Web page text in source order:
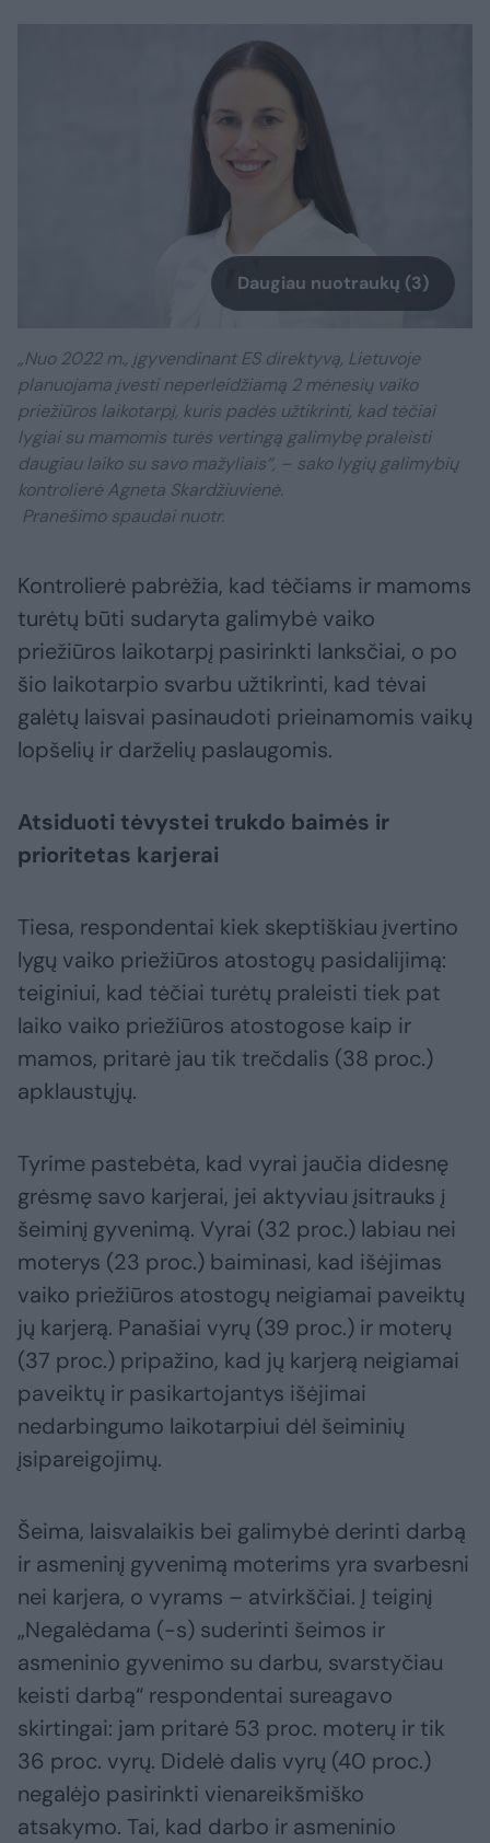
Daugiau nuotraukų (3)
„Nuo 2022 m., įgyvendinant ES direktyvą, Lietuvoje
planuojama įvesti neperleidžiamą 2 mėnesių vaiko
priežiūros laikotarpį, kuris padės užtikrinti, kad tėčiai
lygiai su mamomis turės vertingą galimybę praleisti
daugiau laiko su savo mažyliais“, – sako lygių galimybių
kontrolierė Agneta Skardžiuvienė.
Pranešimo spaudai nuotr.
Kontrolierė pabrėžia, kad tėčiams ir mamoms
turėtų būti sudaryta galimybė vaiko
priežiūros laikotarpį pasirinkti lanksčiai, o po
šio laikotarpio svarbu užtikrinti, kad tėvai
galėtų laisvai pasinaudoti prieinamomis vaikų
lopšelių ir darželių paslaugomis.
Atsiduoti tėvystei trukdo baimės ir
prioritetas karjerai
Tiesa, respondentai kiek skeptiškiau įvertino
lygų vaiko priežiūros atostogų pasidalijimą:
teiginiui, kad tėčiai turėtų praleisti tiek pat
laiko vaiko priežiūros atostogose kaip ir
mamos, pritarė jau tik trečdalis (38 proc.)
apklaustųjų.
Tyrime pastebėta, kad vyrai jaučia didesnę
grėsmę savo karjerai, jei aktyviau įsitrauks į
šeiminį gyvenimą. Vyrai (32 proc.) labiau nei
moterys (23 proc.) baiminasi, kad išėjimas
vaiko priežiūros atostogų neigiamai paveiktų
jų karjerą. Panašiai vyrų (39 proc.) ir moterų
(37 proc.) pripažino, kad jų karjerą neigiamai
paveiktų ir pasikartojantys išėjimai
nedarbingumo laikotarpiui dėl šeiminių
įsipareigojimų.
Šeima, laisvalaikis bei galimybė derinti darbą
ir asmeninį gyvenimą moterims yra svarbesni
nei karjera, o vyrams – atvirkščiai. Į teiginį
„Negalėdama (-s) suderinti šeimos ir
asmeninio gyvenimo su darbu, svarstyčiau
keisti darbą“ respondentai sureagavo
skirtingai: jam pritarė 53 proc. moterų ir tik
36 proc. vyrų. Didelė dalis vyrų (40 proc.)
negalėjo pasirinkti vienareikšmiško
atsakymo. Tai, kad darbo ir asmeninio